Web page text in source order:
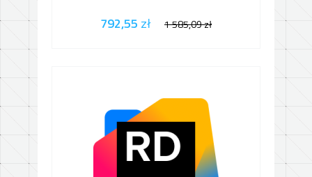
792,55 zł 1 585,09zł